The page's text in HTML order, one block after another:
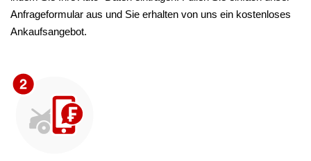
Anfrageformular aus und Sie erhalten von uns ein kostenloses
Ankaufsangebot.